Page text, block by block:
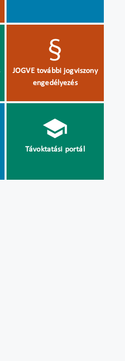
JOGVE további jogviszony
engedélyezés
Távoktatási portál